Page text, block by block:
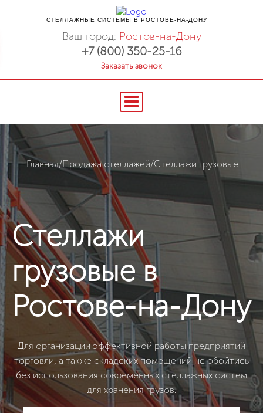
СТЕЛЛАЖНЫЕ СИСТЕМЫ В РОСТОВЕ-НА-ДОНУ
Ваш город: Ростов-на-Дону
+7 (800) 350-25-16
Заказать звонок
Главная/Продажа стеллажей/Стеллажи грузовые
Стеллажи
грузовые в
Ростове-на-Дону
Для организации эффективной работы предприятий
торговли, а также складских помещений не обойтись
без использования современных стеллажных систем
для хранения грузов.